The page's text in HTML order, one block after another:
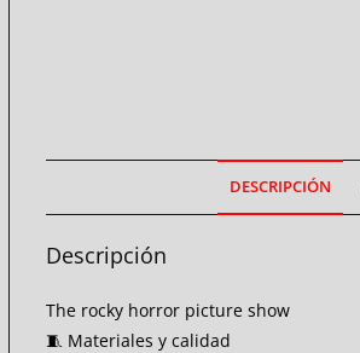
DESCRIPCIÓN
Descripción
The rocky horror picture show
🧵 Materiales y calidad